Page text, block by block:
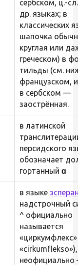
сербском, ц.-
др. языках; в
классических
шапочка
круглая или
греческом) в
тильды (см.
французском,
в сербском —
заострённая.
в латинской
персидского
обозначает
гортанный ɑ
в языке
надстрочный
^ официально
называется
«циркумфлекс»
«cirkumflekso»),